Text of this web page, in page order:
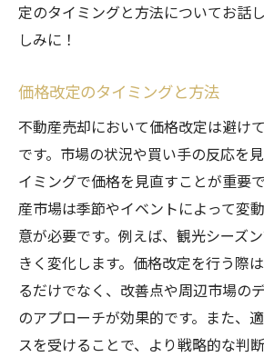
定のタイミングと方法についてお話
しみに！
価格改定のタイミングと方法
不動産売却において価格改定は避け
です。市場の状況や買い手の反応を
イミングで価格を見直すことが重要
産市場は季節やイベントによって変
意が必要です。例えば、観光シーズ
きく変化します。価格改定を行う際
るだけでなく、改善点や周辺市場の
のアプローチが効果的です。また、
スを受けることで、より戦略的な判